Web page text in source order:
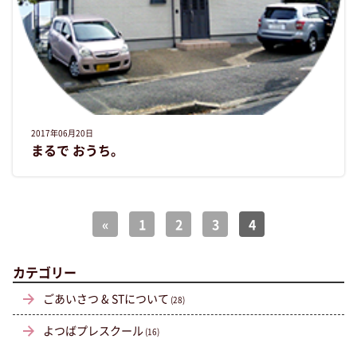
2017年06月20日
まるで おうち。
« 1 2 3 4
カテゴリー
ごあいさつ & STについて (28)
よつばプレスクール (16)